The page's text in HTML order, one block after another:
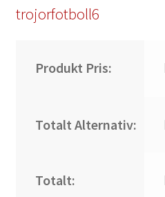
trojorfotboll6
Produkt Pris:
Totalt Alternativ:
Totalt: